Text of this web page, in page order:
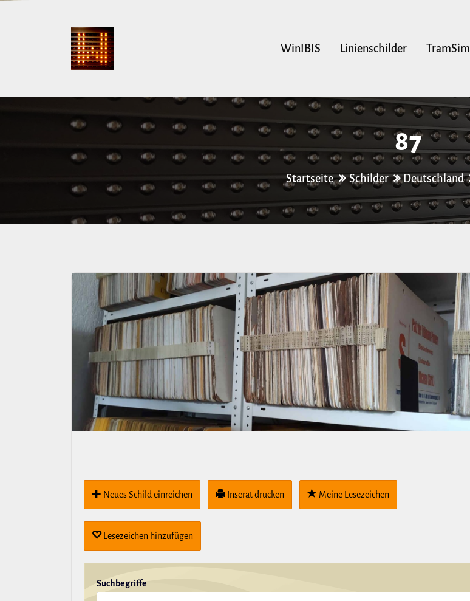
WinIBIS Linienschilder TramSim
87
Startseite Schilder Deutschland
Neues Schild ein­rei­chen Inserat drucken Meine Lese­zei­chen
Lese­zei­chen hin­zu­fügen
Such­be­griffe